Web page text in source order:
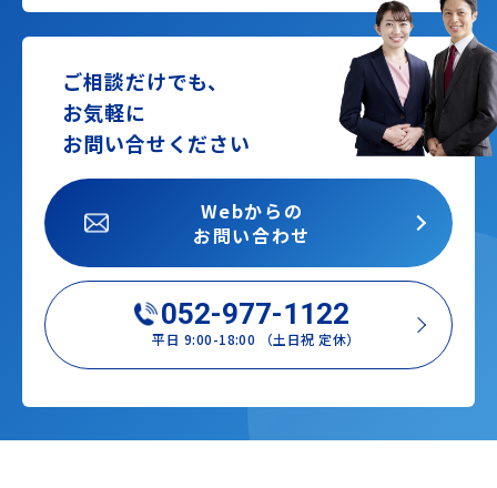
ご相談だけでも、
お気軽に
お問い合せください
052-977-1122
平日 9:00-18:00 （土日祝 定休）
Webからの
お問い合わせ